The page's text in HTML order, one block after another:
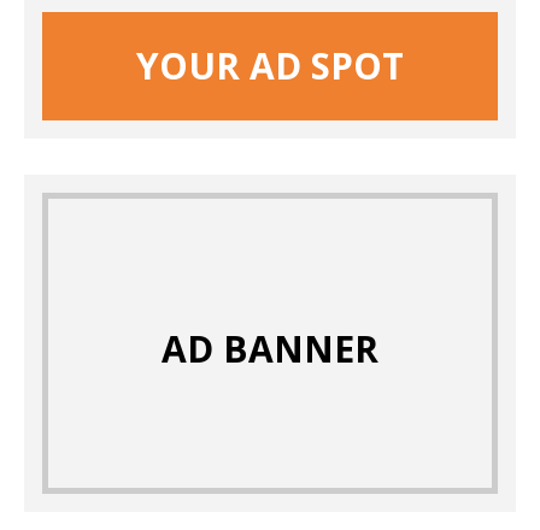
YOUR AD SPOT
AD BANNER